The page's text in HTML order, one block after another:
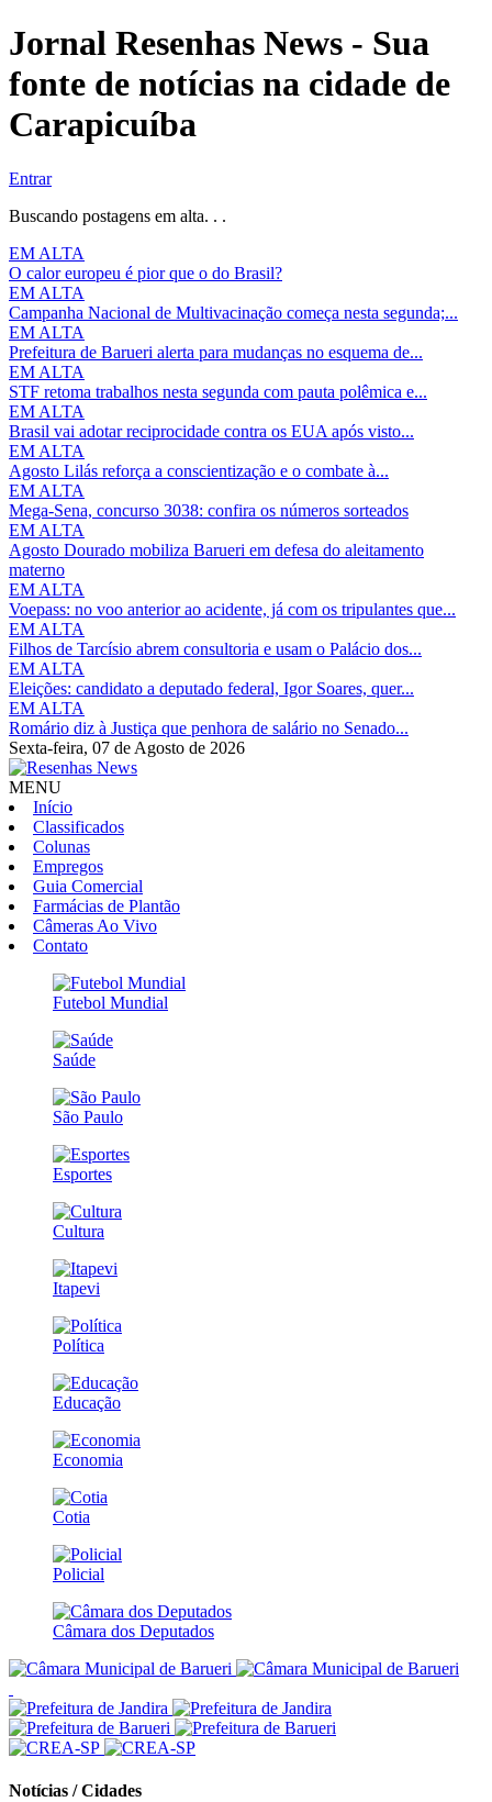
Jornal Resenhas News - Sua
fonte de notícias na cidade de
Carapicuíba
Entrar
Buscando postagens em alta. . .
EM ALTA
O calor europeu é pior que o do Brasil?
EM ALTA
Campanha Nacional de Multivacinação começa nesta segunda;...
EM ALTA
Prefeitura de Barueri alerta para mudanças no esquema de...
EM ALTA
STF retoma trabalhos nesta segunda com pauta polêmica e...
EM ALTA
Brasil vai adotar reciprocidade contra os EUA após visto...
EM ALTA
Agosto Lilás reforça a conscientização e o combate à...
EM ALTA
Mega-Sena, concurso 3038: confira os números sorteados
EM ALTA
Agosto Dourado mobiliza Barueri em defesa do aleitamento
materno
EM ALTA
Voepass: no voo anterior ao acidente, já com os tripulantes que...
EM ALTA
Filhos de Tarcísio abrem consultoria e usam o Palácio dos...
EM ALTA
Eleições: candidato a deputado federal, Igor Soares, quer...
EM ALTA
Romário diz à Justiça que penhora de salário no Senado...
Sexta-feira, 07 de Agosto de 2026
MENU
Início
Classificados
Colunas
Empregos
Guia Comercial
Farmácias de Plantão
Câmeras Ao Vivo
Contato
Futebol Mundial
Saúde
São Paulo
Esportes
Cultura
Itapevi
Política
Educação
Economia
Cotia
Policial
Câmara dos Deputados
Notícias / Cidades